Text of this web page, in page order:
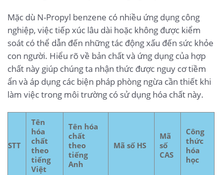
Mặc dù N-Propyl benzene có nhiều ứng dụng công
nghiệp, việc tiếp xúc lâu dài hoặc không được kiểm
soát có thể dẫn đến những tác động xấu đến sức khỏe
con người. Hiểu rõ về bản chất và ứng dụng của hợp
chất này giúp chúng ta nhận thức được nguy cơ tiềm
ẩn và áp dụng các biện pháp phòng ngừa cần thiết khi
làm việc trong môi trường có sử dụng hóa chất này.
STT
Tên
hóa
chất
theo
tiếng
Việt
Tên hóa
chất
theo
tiếng
Anh
Mã số HS
Mã
số
CAS
Công
thức
hóa
học